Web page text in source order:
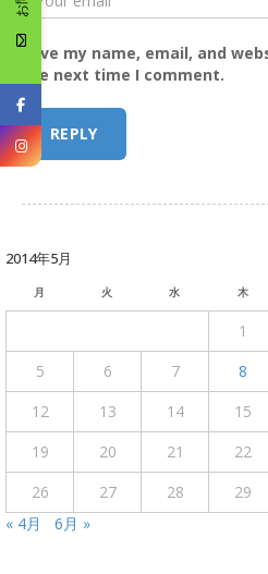
Save my name, email, and
the next time I comment.
2014年5月
月 火 水 木
1
5
6 7 8
12
13 14 15
19
20 21 22
26
27 28 29
« 4月
6月 »